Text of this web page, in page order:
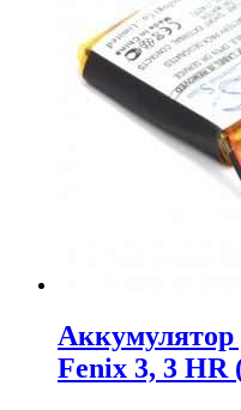
Аккумулятор
Fenix 3, 3 HR